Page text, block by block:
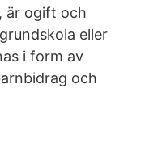
är ogift och
eller
i form av
och